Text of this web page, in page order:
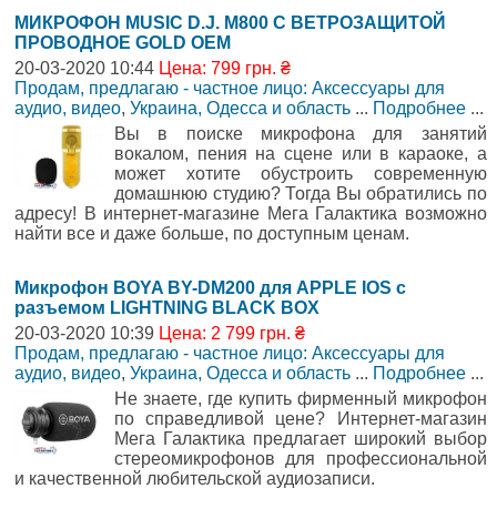
МИКРОФОН MUSIC D.J. M800 С ВЕТРОЗАЩИТОЙ
ПРОВОДНОЕ GOLD OEM
20-03-2020 10:44 Цена: 799 грн. ₴
Продам, предлагаю - частное лицо: Аксессуары для
аудио, видео, Украина, Одесса и область ... Подробнее ...
Вы в поиске микрофона для занятий
вокалом, пения на сцене или в караоке, а
может хотите обустроить современную
домашнюю студию? Тогда Вы обратились по
адресу! В интернет-магазине Мега Галактика возможно
найти все и даже больше, по доступным ценам.
Микрофон BOYA BY-DM200 для APPLE IOS с
разъемом LIGHTNING BLACK BOX
20-03-2020 10:39 Цена: 2 799 грн. ₴
Продам, предлагаю - частное лицо: Аксессуары для
аудио, видео, Украина, Одесса и область ... Подробнее ...
Не знаете, где купить фирменный микрофон
по справедливой цене? Интернет-магазин
Мега Галактика предлагает широкий выбор
стереомикрофонов для профессиональной
и качественной любительской аудиозаписи.